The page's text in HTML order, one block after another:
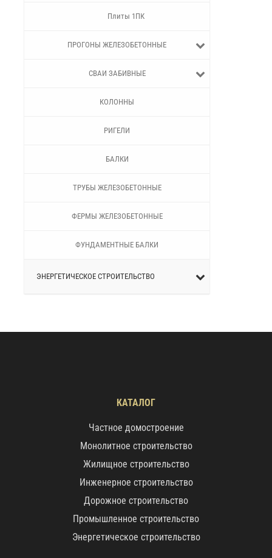
Плиты 1ПК
ПРОГОНЫ ЖЕЛЕЗОБЕТОННЫЕ
СВАИ ЗАБИВНЫЕ
КОЛОННЫ
РИГЕЛИ
БАЛКИ
ТРУБЫ ЖЕЛЕЗОБЕТОННЫЕ
ФЕРМЫ ЖЕЛЕЗОБЕТОННЫЕ
ФУНДАМЕНТНЫЕ БАЛКИ
ЭНЕРГЕТИЧЕСКОЕ СТРОИТЕЛЬСТВО
КАТАЛОГ
Частное домостроение
Монолитное строительство
Жилищное строительство
Инженерное строительство
Дорожное строительство
Промышленное строительство
Энергетическое строительство